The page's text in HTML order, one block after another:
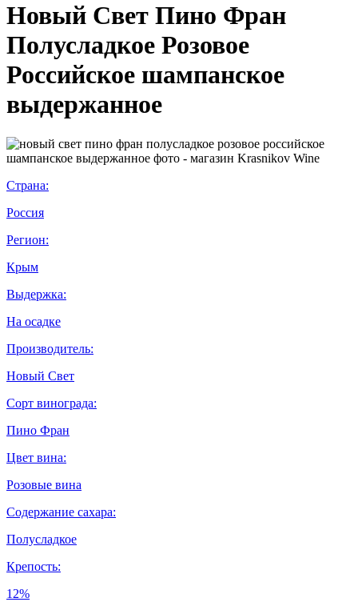
Новый Свет Пино Фран
Полусладкое Розовое
Российское шампанское
выдержанное
Страна:
Россия
Регион:
Крым
Выдержка:
На осадке
Производитель:
Новый Свет
Сорт винограда:
Пино Фран
Цвет вина:
Розовые вина
Содержание сахара:
Полусладкое
Крепость:
12%